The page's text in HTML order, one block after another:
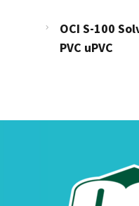
OCI S-100
PVC uPVC